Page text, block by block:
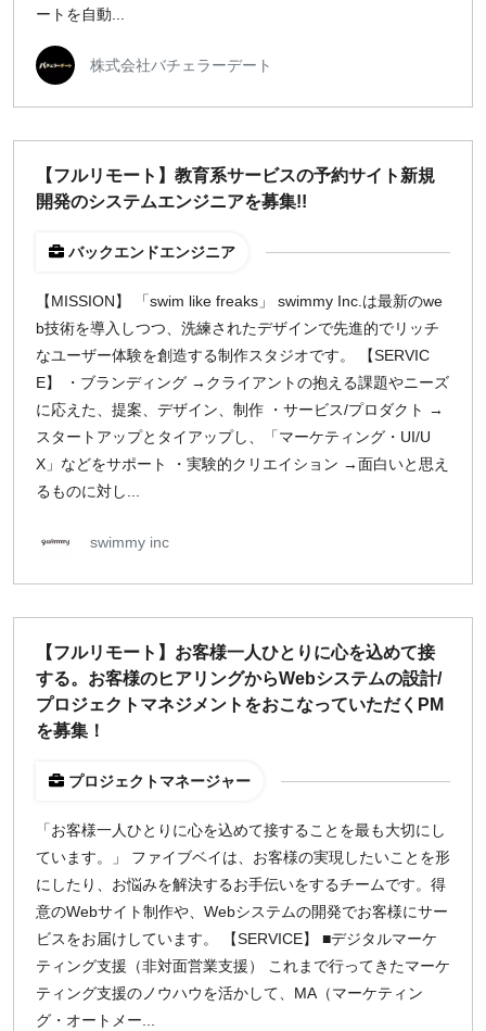
時給
¥2,000 ¥3,000 ¥4,000 ¥5,000〜
ートを自動...
株式会社バチェラーデート
【フルリモート】教育系サービスの予約サイト新規
開発のシステムエンジニアを募集!!
バックエンドエンジニア
【MISSION】 「swim like freaks」 swimmy Inc.は最新のwe
b技術を導入しつつ、洗練されたデザインで先進的でリッチ
なユーザー体験を創造する制作スタジオです。 【SERVIC
E】 ・ブランディング →クライアントの抱える課題やニーズ
に応えた、提案、デザイン、制作 ・サービス/プロダクト →
スタートアップとタイアップし、「マーケティング・UI/U
X」などをサポート ・実験的クリエイション →面白いと思え
るものに対し...
swimmy inc
【フルリモート】お客様一人ひとりに心を込めて接
する。お客様のヒアリングからWebシステムの設計/
プロジェクトマネジメントをおこなっていただくPM
を募集！
プロジェクトマネージャー
「お客様一人ひとりに心を込めて接することを最も大切にし
ています。」 ファイブベイは、お客様の実現したいことを形
にしたり、お悩みを解決するお手伝いをするチームです。得
意のWebサイト制作や、Webシステムの開発でお客様にサー
ビスをお届けしています。 【SERVICE】 ■デジタルマーケ
ティング支援（非対面営業支援） これまで行ってきたマーケ
ティング支援のノウハウを活かして、MA（マーケティン
グ・オートメー...